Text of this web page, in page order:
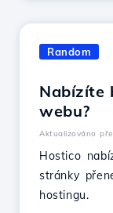
Random
Nabízíte
webu?
Aktualizováno
Hostico
stránky
hostingu.